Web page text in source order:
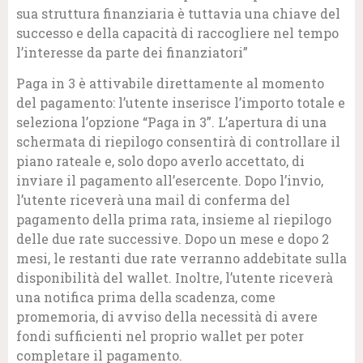
sua struttura finanziaria è tuttavia una chiave del
successo e della capacità di raccogliere nel tempo
l’interesse da parte dei finanziatori”
Paga in 3 è attivabile direttamente al momento
del pagamento: l’utente inserisce l’importo totale e
seleziona l’opzione “Paga in 3”. L’apertura di una
schermata di riepilogo consentirà di controllare il
piano rateale e, solo dopo averlo accettato, di
inviare il pagamento all’esercente. Dopo l’invio,
l’utente riceverà una mail di conferma del
pagamento della prima rata, insieme al riepilogo
delle due rate successive. Dopo un mese e dopo 2
mesi, le restanti due rate verranno addebitate sulla
disponibilità del wallet. Inoltre, l’utente riceverà
una notifica prima della scadenza, come
promemoria, di avviso della necessità di avere
fondi sufficienti nel proprio wallet per poter
completare il pagamento.